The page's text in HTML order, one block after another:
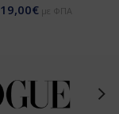
19,00€με ΦΠΑ